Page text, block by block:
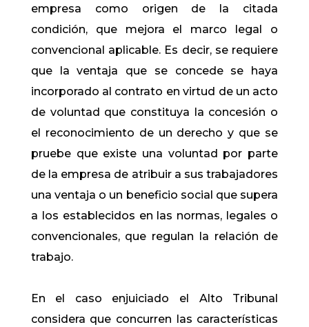
empresa como origen de la citada
condición, que mejora el marco legal o
convencional aplicable. Es decir, se requiere
que la ventaja que se concede se haya
incorporado al contrato en virtud de un acto
de voluntad que constituya la concesión o
el reconocimiento de un derecho y que se
pruebe que existe una voluntad por parte
de la empresa de atribuir a sus trabaja​dores
una ventaja o un beneficio social que supera
a los establecidos en las normas, legales o
convencionales, que regulan la relación de
trabajo.
En el caso enjuiciado el Alto Tribunal
considera que concurren las características